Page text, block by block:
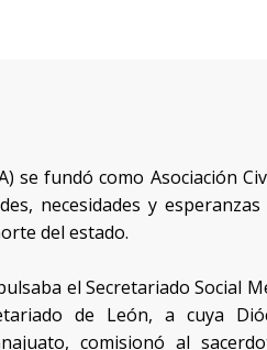
se fundó como Asociación
necesidades y
del estado.
el Secretariado Social
de León, a cuya
comisionó al